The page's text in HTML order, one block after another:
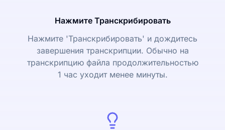
Нажмите Транскрибировать
Нажмите 'Транскрибировать' и дождитесь
завершения транскрипции. Обычно на
транскрипцию файла продолжительностью
1 час уходит менее минуты.